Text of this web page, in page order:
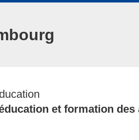
et formation des